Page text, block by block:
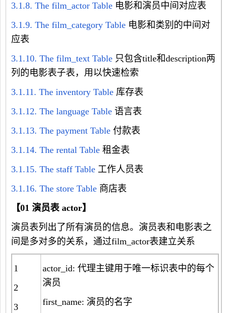
3.1.8. The film_actor Table 电影和演员中间对应表
3.1.9. The film_category Table 电影和类别的中间对
应表
3.1.10. The film_text Table 只包含title和description两
列的电影表子表，用以快速检索
3.1.11. The inventory Table 库存表
3.1.12. The language Table 语言表
3.1.13. The payment Table 付款表
3.1.14. The rental Table 租金表
3.1.15. The staff Table 工作人员表
3.1.16. The store Table 商店表
【01 演员表actor】
演员表列出了所有演员的信息。演员表和电影表之
间是多对多的关系，通过film_actor表建立关系
1
2
3
actor_id: 代理主键用于唯一标识表中的每个
演员
first_name: 演员的名字